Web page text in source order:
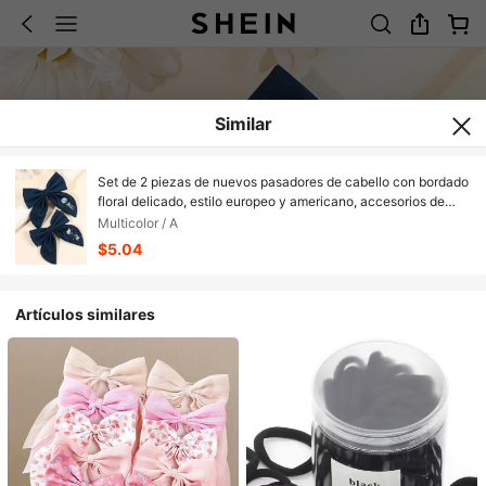
Similar
Set de 2 piezas de nuevos pasadores de cabello con bordado
floral delicado, estilo europeo y americano, accesorios de
cabello de tela multiusos
Multicolor / A
$5.04
Artículos similares